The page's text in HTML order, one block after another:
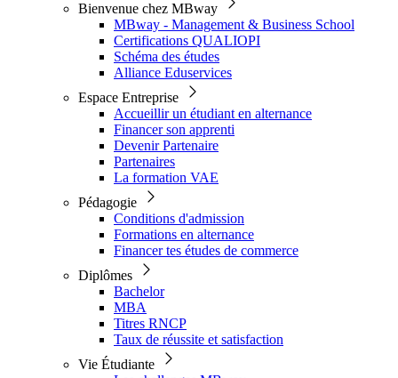
Bienvenue chez MBway
MBway - Management & Business School
Certifications QUALIOPI
Schéma des études
Alliance Eduservices
Espace Entreprise
Accueillir un étudiant en alternance
Financer son apprenti
Devenir Partenaire
Partenaires
La formation VAE
Pédagogie
Conditions d'admission
Formations en alternance
Financer tes études de commerce
Diplômes
Bachelor
MBA
Titres RNCP
Taux de réussite et satisfaction
Vie Étudiante